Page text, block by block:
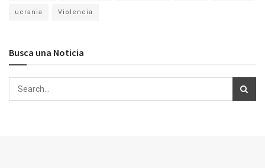
ucrania Violencia
Busca una Noticia